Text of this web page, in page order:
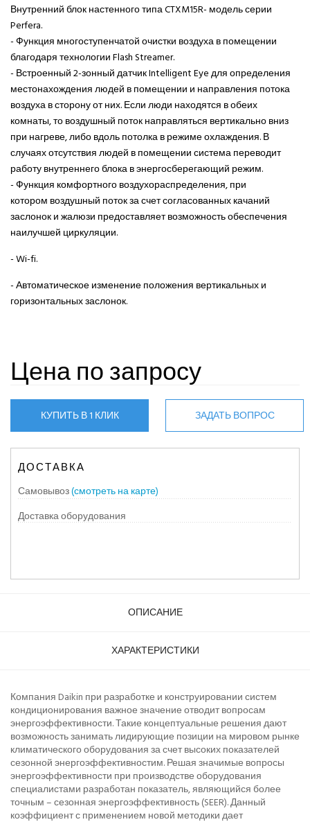
Внутренний блок настенного типа CTXM15R- модель серии
Perfera.
- Функция многоступенчатой очистки воздуха в помещении
благодаря технологии Flash Streamer.
- Встроенный 2-зонный датчик Intelligent Eye для определения
местонахождения людей в помещении и направления потока
воздуха в сторону от них. Если люди находятся в обеих
комнаты, то воздушный поток направляться вертикально вниз
при нагреве, либо вдоль потолка в режиме охлаждения. В
случаях отсутствия людей в помещении система переводит
работу внутреннего блока в энергосберегающий режим.
- Функция комфортного воздухораспределения, при
котором воздушный поток за счет согласованных качаний
заслонок и жалюзи предоставляет возможность обеспечения
наилучшей циркуляции.
- Wi-fi.
- Автоматическое изменение положения вертикальных и
горизонтальных заслонок.
Цена по запросу
КУПИТЬ В 1 КЛИК ЗАДАТЬ ВОПРОС
ДОСТАВКА
Самовывоз(смотреть на карте)
Доставка оборудования
ОПИСАНИЕ
ХАРАКТЕРИСТИКИ
Компания Daikin при разработке и конструировании систем
кондиционирования важное значение отводит вопросам
энергоэффективности. Такие концептуальные решения дают
возможность занимать лидирующие позиции на мировом рынке
климатического оборудования за счет высоких показателей
сезонной энергоэффективностим. Решая значимые вопросы
энергоэффективности при производстве оборудования
специалистами разработан показатель, являющийся более
точным – сезонная энергоэффективность (SEER). Данный
коэффициент с применением новой методики дает